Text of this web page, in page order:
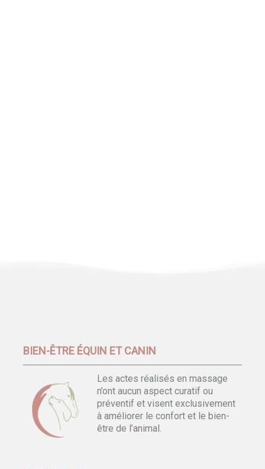
BIEN-ÊTRE ÉQUIN ET CANIN
Les actes réalisés en massage
n’ont aucun aspect curatif ou
préventif et visent exclusivement
à améliorer le confort et le bien-
être de l’animal.